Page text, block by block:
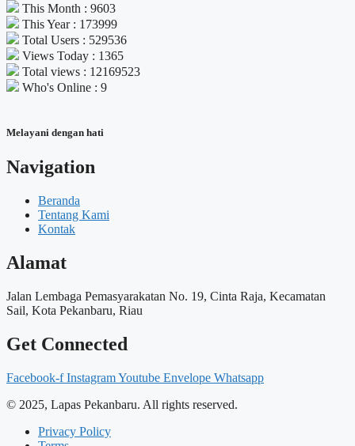
This Month : 9603
This Year : 173999
Total Users : 529536
Views Today : 1365
Total views : 12169523
Who's Online : 9
Melayani dengan hati
Navigation
Beranda
Tentang Kami
Kontak
Alamat
Jalan Lembaga Pemasyarakatan No. 19, Cinta Raja, Kecamatan
Sail, Kota Pekanbaru, Riau
Get Connected
Facebook-f InstagramYoutube Envelope Whatsapp
© 2025, Lapas Pekanbaru. All rights reserved.
Privacy Policy